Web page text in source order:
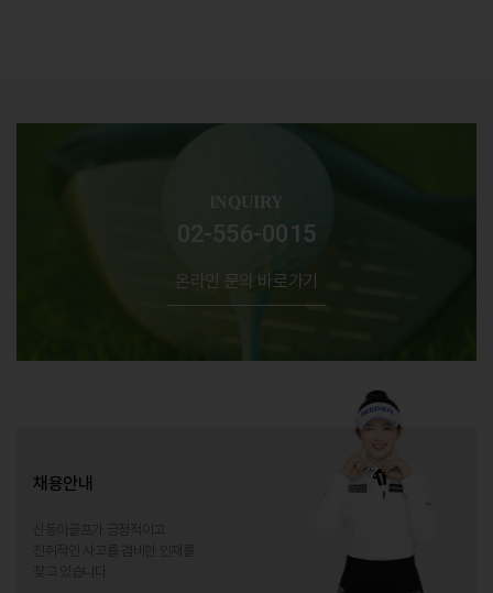
INQUIRY
02-556-0015
온라인 문의 바로가기
채용안내
신동아골프가 긍정적이고
진취적인 사고를 겸비한 인재를
찾고 있습니다.